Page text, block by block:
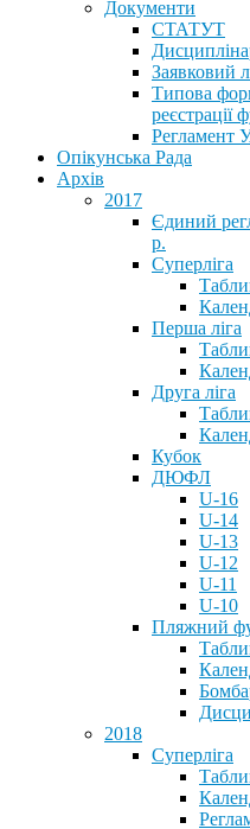
Документи
СТАТУТ
Заявковий
Типова
реєстрації
Регламент
Опікунська Рада
Архів
2017
Єдиний
р.
Суперліга
Перша ліга
Друга ліга
Кубок
ДЮФЛ
U-16
U-14
U-13
U-12
U-11
U-10
Пляжний
2018
Суперліга